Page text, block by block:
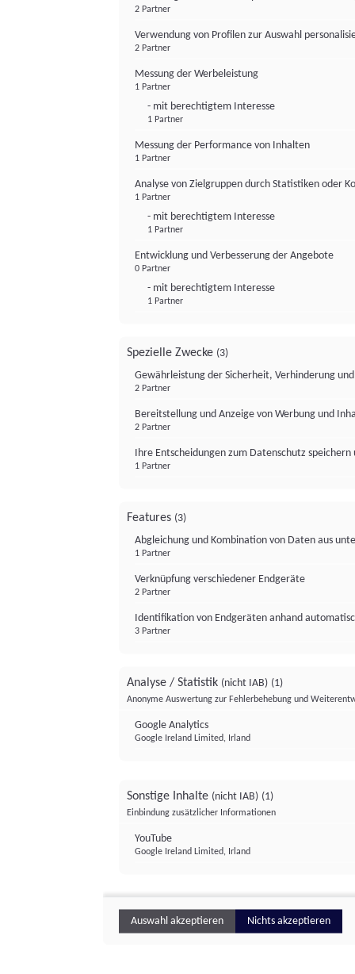
2 Partner
Verwendung von Profilen zur Auswahl
2 Partner
Messung der Werbeleistung
1 Partner
- mit berechtigtem Interesse
1 Partner
Messung der Performance von Inhalten
1 Partner
Analyse von Zielgruppen durch Statistiken oder
1 Partner
- mit berechtigtem Interesse
1 Partner
Entwicklung und Verbesserung der Angebote
0 Partner
- mit berechtigtem Interesse
1 Partner
Spezielle Zwecke (3)
Gewährleistung der Sicherheit, Verhinderung
2 Partner
Bereitstellung und Anzeige von Werbung und
2 Partner
Ihre Entscheidungen zum Datenschutz
1 Partner
Features (3)
Abgleichung und Kombination von Daten aus
1 Partner
Verknüpfung verschiedener Endgeräte
2 Partner
Identifikation von Endgeräten anhand
3 Partner
Analyse / Statistik (nicht IAB) (1)
Anonyme Auswertung zur Fehlerbehebung und
Google Analytics
Google Ireland Limited, Irland
Sonstige Inhalte (nicht IAB) (1)
Einbindung zusätzlicher Informationen
YouTube
Google Ireland Limited, Irland
Auswahl akzeptieren Nichts akzeptieren